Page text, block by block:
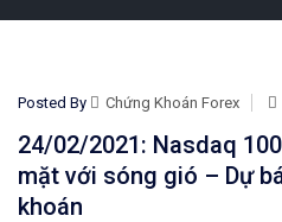
Posted By Chứng Khoán Forex
24/02/2021: Nasdaq
mặt với sóng gió – Dự
khoán